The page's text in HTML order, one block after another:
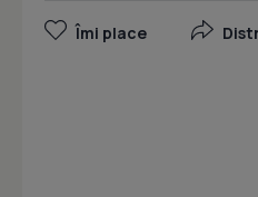
Îmi place